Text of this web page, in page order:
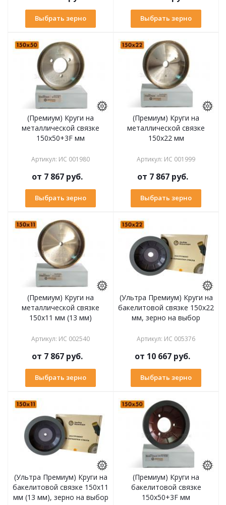
Выбрать зерно Выбрать зерно
(Премиум) Круги на
металлической связке
150х50+3F мм
Артикул: ИС 001980
от 7 867 руб.
Выбрать зерно
(Премиум) Круги на
металлической связке
150х22 мм
Артикул: ИС 001999
от 7 867 руб.
Выбрать зерно
(Премиум) Круги на
металлической связке
150х11 мм (13 мм)
Артикул: ИС 002540
от 7 867 руб.
Выбрать зерно
(Ультра Премиум) Круги на
бакелитовой связке 150х22
мм, зерно на выбор
Артикул: ИС 005376
от 10 667 руб.
Выбрать зерно
(Ультра Премиум) Круги на
бакелитовой связке 150х11
мм (13 мм), зерно на выбор
(Премиум) Круги на
бакелитовой связке
150х50+3F мм